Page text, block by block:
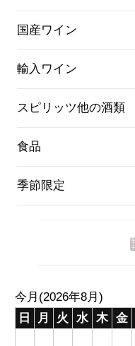
国産ワイン
輸入ワイン
スピリッツ他の酒類
食品
季節限定
今月(2026年8月)
日
月 火 水 木 金